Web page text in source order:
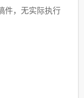
件，无实际执行